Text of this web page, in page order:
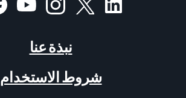
نبذة عنا
شروط الاستخدام